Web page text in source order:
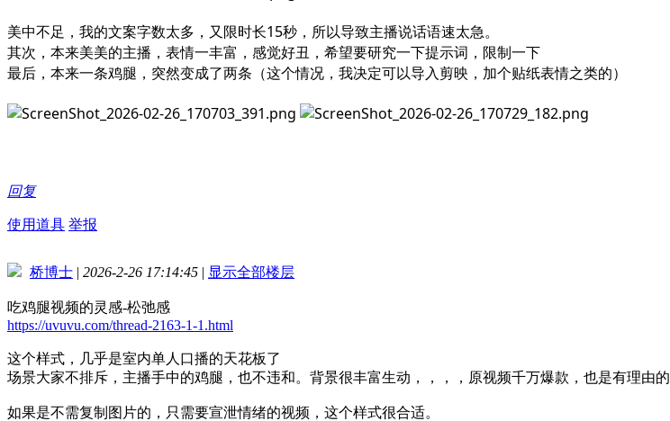
美中不足，我的文案字数太多，又限时长15秒，所以导致主播说话语速太急。
其次，本来美美的主播，表情一丰富，感觉好丑，希望要研究一下提示词，限制一下
最后，本来一条鸡腿，突然变成了两条（这个情况，我决定可以导入剪映，加个贴纸表情之类的）
回复
使用道具 举报
桥博士 | 2026-2-26 17:14:45 | 显示全部楼层
吃鸡腿视频的灵感-松弛感
https://uvuvu.com/thread-2163-1-1.html
这个样式，几乎是室内单人口播的天花板了
场景大家不排斥，主播手中的鸡腿，也不违和。背景很丰富生动，，，，原视频千万爆款，也是有理由的
如果是不需复制图片的，只需要宣泄情绪的视频，这个样式很合适。